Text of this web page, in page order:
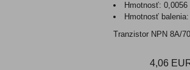
Hmotnosť:0,0056
Hmotnosť
Tranzistor NPN 8A/
4,06